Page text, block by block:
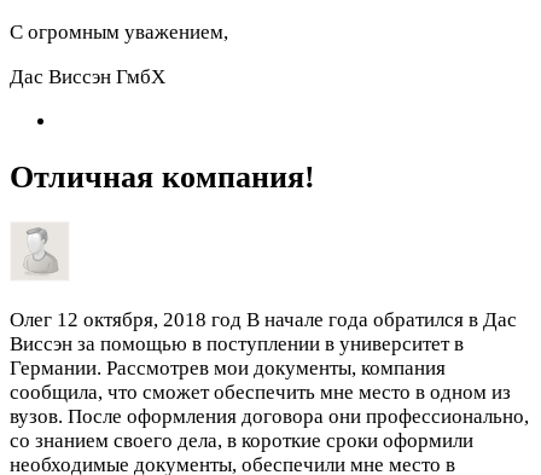
С огромным уважением,
Дас Виссэн ГмбХ
Отличная компания!
Олег 12 октября, 2018 год В начале года обратился в Дас
Виссэн за помощью в поступлении в университет в
Германии. Рассмотрев мои документы, компания
сообщила, что сможет обеспечить мне место в одном из
вузов. После оформления договора они профессионально,
со знанием своего дела, в короткие сроки оформили
необходимые документы, обеспечили мне место в